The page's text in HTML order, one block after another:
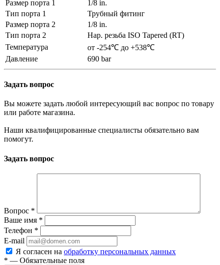
Размер порта 1
1/8 in.
Тип порта 1
Трубный фитинг
Размер порта 2
1/8 in.
Тип порта 2
Нар. резьба ISO Tapered (RT)
Температура
от -254℃ до +538℃
Давление
690 bar
Задать вопрос
Вы можете задать любой интересующий вас вопрос по товару
или работе магазина.
Наши квалифицированные специалисты обязательно вам
помогут.
Задать вопрос
Вопрос *
Ваше имя *
Телефон *
E-mail
Я согласен на обработку персональных данных
* — Обязательные поля